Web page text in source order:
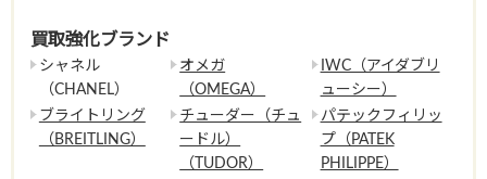
買取強化ブランド
シャネル
（CHANEL）
オメガ
（OMEGA）
IWC（アイダブリ
ューシー）
ブライトリング
（BREITLING）
チューダー（チュ
ードル）
（TUDOR）
パテックフィリッ
プ（PATEK
PHILIPPE）